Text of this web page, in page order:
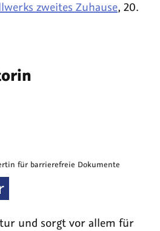
zweites Zuhause, am
20.
für barrierefreie Dokumente
und sorgt vor allem für